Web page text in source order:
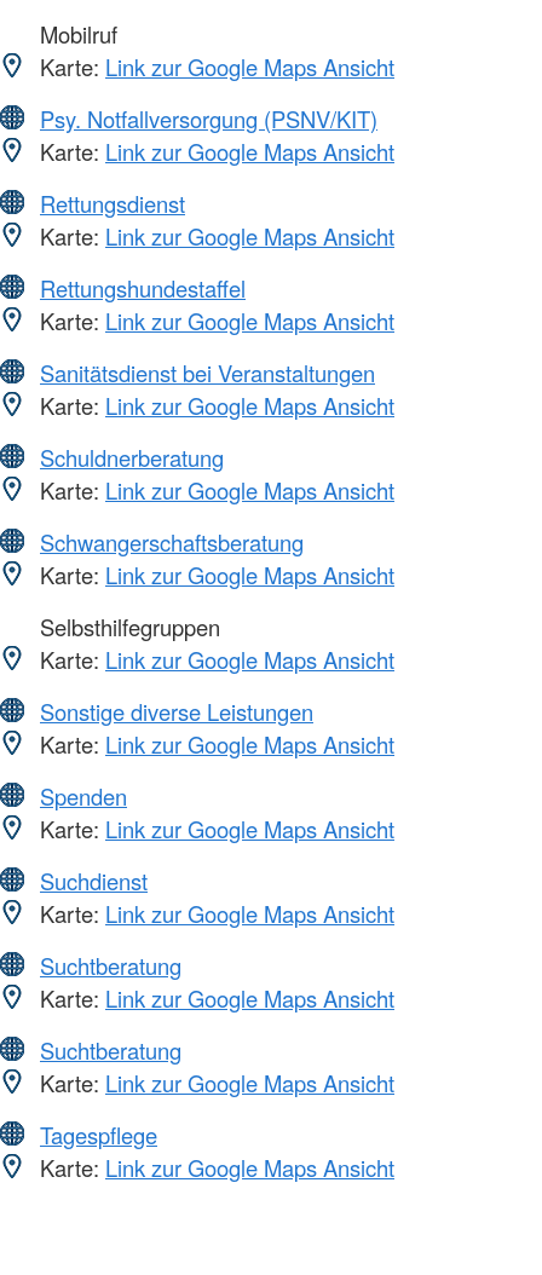
Mobilruf
Karte: Link zur Google Maps Ansicht
Psy. Notfallversorgung (PSNV/KIT)
Karte: Link zur Google Maps Ansicht
Rettungsdienst
Karte: Link zur Google Maps Ansicht
Rettungshundestaffel
Karte: Link zur Google Maps Ansicht
Sanitätsdienst bei Veranstaltungen
Karte: Link zur Google Maps Ansicht
Schuldnerberatung
Karte: Link zur Google Maps Ansicht
Schwangerschaftsberatung
Karte: Link zur Google Maps Ansicht
Selbsthilfegruppen
Karte: Link zur Google Maps Ansicht
Sonstige diverse Leistungen
Karte: Link zur Google Maps Ansicht
Spenden
Karte: Link zur Google Maps Ansicht
Suchdienst
Karte: Link zur Google Maps Ansicht
Suchtberatung
Karte: Link zur Google Maps Ansicht
Suchtberatung
Karte: Link zur Google Maps Ansicht
Tagespflege
Karte: Link zur Google Maps Ansicht